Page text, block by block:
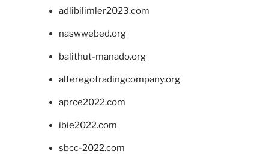
adlibilimler2023.com
naswwebed.org
balithut-manado.org
alteregotradingcompany.org
aprce2022.com
ibie2022.com
sbcc-2022.com